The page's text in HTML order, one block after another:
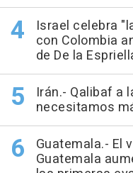
Israel celebra
con Colombia
de De la
Irán.- Qalibaf a
necesitamos
Guatemala.- El
Guatemala